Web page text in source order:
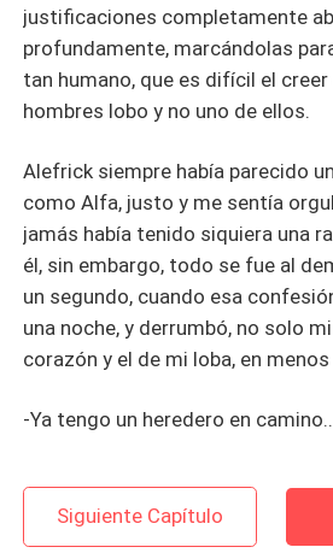
justificaciones completamente
profundamente, marcándolas
tan humano, que es difícil el
hombres lobo y no uno de ellos.
Alefrick siempre había parecido
como Alfa, justo y me sentía
jamás había tenido siquiera una
él, sin embargo, todo se fue al
un segundo, cuando esa
una noche, y derrumbó, no solo
corazón y el de mi loba, en
-Ya tengo un heredero en
Siguiente Capítulo